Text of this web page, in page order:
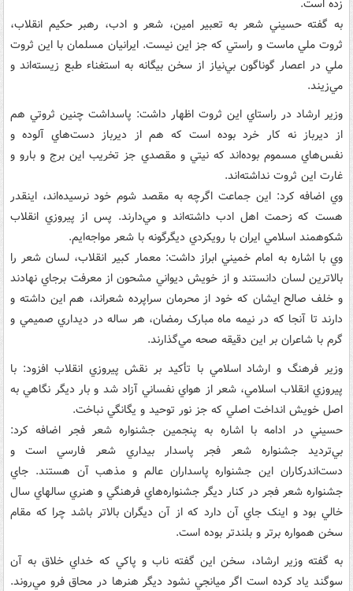
زده است.
به گفته حسيني شعر به تعبير امين، شعر و ادب، رهبر حکيم انقلاب،
ثروت ملي ماست و راستي که جز اين نيست. ايرانيان مسلمان با اين ثروت
ملي در اعصار گوناگون بي‌نياز از سخن بيگانه به استغناء طبع زيسته‌اند و
مي‌زيند.
وزير ارشاد در راستاي اين ثروت اظهار داشت: پاسداشت چنين ثروتي هم
از ديرباز نه کار خرد بوده است که هم از ديرباز دست‌هاي آلوده و
نفس‌هاي مسموم بوده‌اند که نيتي و مقصدي جز تخريب اين برج و بارو و
غارت اين ثروت نداشته‌اند.
وي اضافه کرد: اين جماعت اگرچه به مقصد شوم خود نرسيده‌اند، اينقدر
هست که زحمت اهل ادب داشته‌اند و مي‌دارند. پس از پيروزي انقلاب
شکوهمند اسلامي ايران با رويکردي ديگرگونه با شعر مواجه‌ايم.
وي با اشاره به امام خميني ابراز داشت: معمار کبير انقلاب، لسان شعر را
بالاترين لسان دانستند و از خويش ديواني مشحون از معرفت برجاي نهادند
و خلف صالح ايشان که خود از محرمان سراپرده شعر‌اند، هم اين داشته و
دارند تا آنجا که در نيمه ماه مبارک رمضان، هر ساله در ديداري صميمي و
گرم با شاعران بر اين دقيقه صحه مي‌گذارند.
وزير فرهنگ و ارشاد اسلامي با تأکيد بر نقش پيروزي انقلاب افزود: با
پيروزي انقلاب اسلامي،‌ شعر از هواي نفساني آزاد شد و بار ديگر نگاهي به
اصل خويش انداخت اصلي که جز نور توحيد و يگانگي نباخت.
حسيني در ادامه با اشاره به پنجمين جشنواره شعر فجر اضافه کرد:
بي‌ترديد جشنواره شعر فجر پاسدار بيداري شعر فارسي است و
دست‌اندرکاران اين جشنواره پاسداران عالم و مذهب آن هستند. جاي
جشنواره شعر فجر در کنار ديگر جشنواره‌هاي فرهنگي و هنري سالهاي سال
خالي بود و اينک جاي آن دارد که از آن ديگران بالاتر باشد چرا که مقام
سخن همواره برتر و بلندتر بوده است.
به گفته وزير ارشاد، سخن اين گفته ناب و پاکي که خداي خلاق به آن
سوگند ياد کرده است اگر ميانجي نشود ديگر هنرها در محاق فرو مي‌روند.